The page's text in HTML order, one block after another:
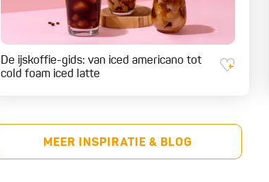
De ijskoffie-gids: van iced americano tot
cold foam iced latte
MEER INSPIRATIE & BLOG